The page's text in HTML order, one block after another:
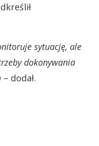
sytuację, ale
dokonywania
– dodał.